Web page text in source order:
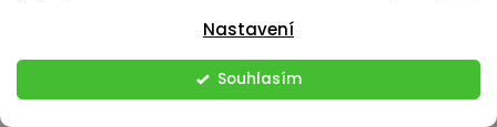
Nastavení
Souhlasím